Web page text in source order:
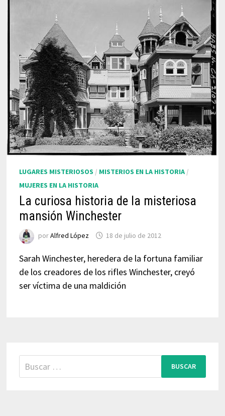
LUGARES MISTERIOSOS / MISTERIOS EN LA HISTORIA/
MUJERES EN LA HISTORIA
La curiosa historia de la misteriosa
mansión Winchester
porAlfred López 18 de julio de 2012
Sarah Winchester, heredera de la fortuna familiar
de los creadores de los rifles Winchester, creyó
ser víctima de una maldición
Buscar: